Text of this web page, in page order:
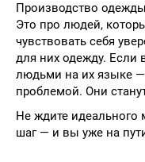
Производство
Это про людей,
чувствовать себя
для них одежду. Если
людьми на их языке —
проблемой. Они
Не ждите идеального
шаг — и вы уже на